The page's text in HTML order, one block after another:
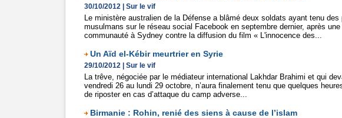
30/10/2012 Sur le vif
Le ministère australien de la Défense a blâmé deux soldats ayant tenu
musulmans sur le réseau social Facebook en septembre dernier, après
communauté à Sydney contre la diffusion du film « L'innocence des...
Un Aïd el-Kébir meurtrier en Syrie
29/10/2012 Sur le vif
La trêve, négociée par le médiateur international Lakhdar Brahimi et qui
vendredi 26 au lundi 29 octobre, n’aura finalement tenu que quelques
de riposter en cas d’attaque du camp adverse...
Birmanie : Rohin, renié des siens à cause de l’islam